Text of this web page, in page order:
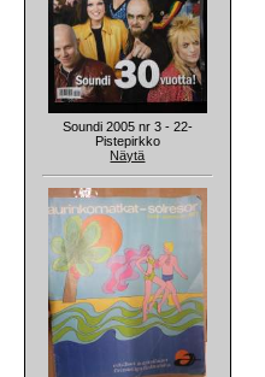
Soundi 2005 nr 3 - 22-
Pistepirkko
Näytä